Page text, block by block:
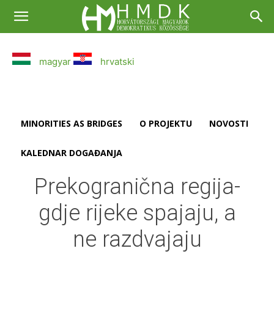
magyar hrvatski
MINORITIES AS BRIDGES O PROJEKTU NOVOSTI
KALEDNAR DOGAĐANJA
Prekogranična regija-
gdje rijeke spajaju, a
ne razdvajaju